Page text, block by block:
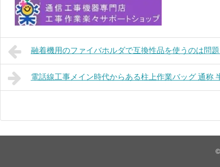
融着機用のファイバホルダで互換性品を使うのは問
電話線工事メイン時代からある柱上作業バッグ 通称